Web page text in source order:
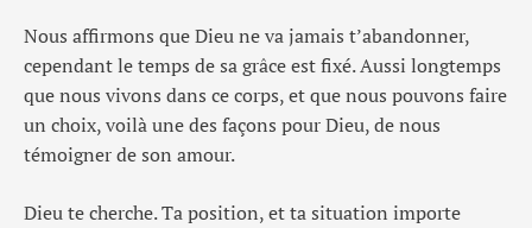
Nous affirmons que Dieu ne va jamais t’abandonner,
cependant le temps de sa grâce est fixé. Aussi longtemps
que nous vivons dans ce corps, et que nous pouvons faire
un choix, voilà une des façons pour Dieu, de nous
témoigner de son amour.
Dieu te cherche. Ta position, et ta situation importe